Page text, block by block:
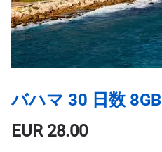
バハマ 30 日数 8GB
EUR28.00